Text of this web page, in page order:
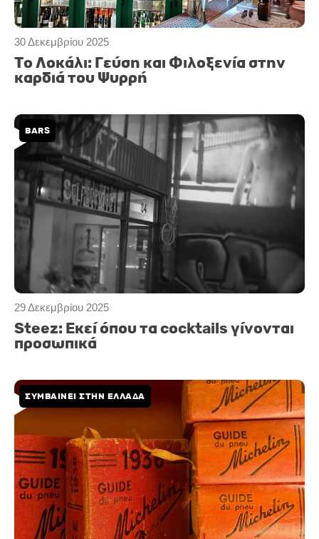
30 Δεκεμβρίου 2025
Το Λοκάλι: Γεύση και Φιλοξενία στην
καρδιά του Ψυρρή
29 Δεκεμβρίου 2025
BARS
Steez: Εκεί όπου τα cocktails γίνονται
προσωπικά
ΣΥΜΒΑΙΝΕΙ ΣΤΗΝ ΕΛΛΑΔΑ